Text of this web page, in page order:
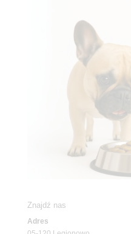
Znajdź nas
Adres